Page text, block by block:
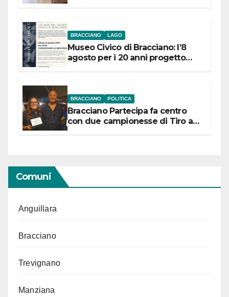
BRACCIANO LAGO
Museo Civico di Bracciano: l’8
agosto per i 20 anni progetto
BRACCIANO POLITICA
Bracciano Partecipa fa centro
con due campionesse di Tiro a
Comuni
Anguillara
Bracciano
Trevignano
Manziana